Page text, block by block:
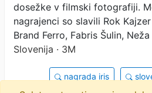
dosežke v filmski fotografiji.
nagrajenci so slavili Rok
Brand Ferro, Fabris Šulin,
Slovenija · 3M
nagrada iris